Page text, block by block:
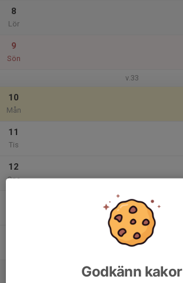
8
Lör
9
Sön
v.33
10
Mån
11
Tis
12
Ons
Godkänn kakor